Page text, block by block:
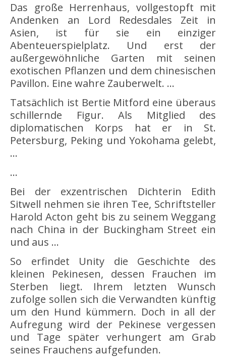
Das große Herrenhaus, vollgestopft mit
Andenken an Lord Redesdales Zeit in
Asien, ist für sie ein einziger
Abenteuerspielplatz. Und erst der
außergewöhnliche Garten mit seinen
exotischen Pflanzen und dem chinesischen
Pavillon. Eine wahre Zauberwelt. …
Tatsächlich ist Bertie Mitford eine überaus
schillernde Figur. Als Mitglied des
diplomatischen Korps hat er in St.
Petersburg, Peking und Yokohama gelebt,
…
…
Bei der exzentrischen Dichterin Edith
Sitwell nehmen sie ihren Tee, Schriftsteller
Harold Acton geht bis zu seinem Weggang
nach China in der Buckingham Street ein
und aus …
So erfindet Unity die Geschichte des
kleinen Pekinesen, dessen Frauchen im
Sterben liegt. Ihrem letzten Wunsch
zufolge sollen sich die Verwandten künftig
um den Hund kümmern. Doch in all der
Aufregung wird der Pekinese vergessen
und Tage später verhungert am Grab
seines Frauchens aufgefunden.